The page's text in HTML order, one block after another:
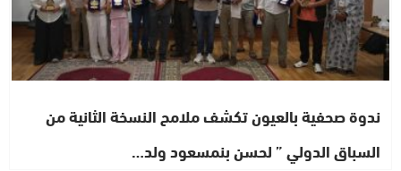
ندوة صحفية بالعيون تكشف ملامح النسخة الثانية من
السباق الدولي ” لحسن بنمسعود ولد…